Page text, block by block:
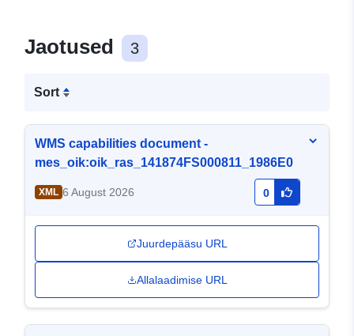
Jaotused 3
Sort
WMS capabilities document -
mes_oik:oik_ras_141874FS000811_1986E0
XML 6 August 2026 0
Juurdepääsu URL
Allalaadimise URL